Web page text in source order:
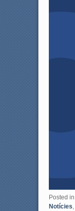
Posted in
Notícies